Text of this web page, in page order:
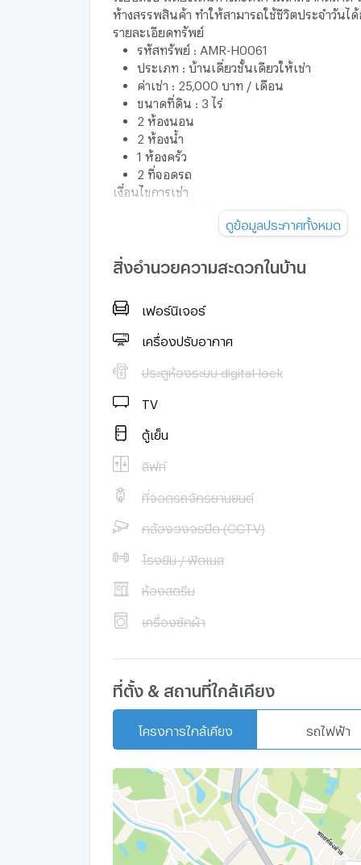
ห้างสรรพสินค้า ทำให้สามารถใช้ชีวิตประจำวันได้
รายละเอียดทรัพย์
รหัสทรัพย์ : AMR-H0061
ประเภท : บ้านเดี่ยวชั้นเดียวให้เช่า
ค่าเช่า : 25,000 บาท / เดือน
ขนาดที่ดิน : 3 ไร่
2 ห้องนอน
2 ห้องน้ำ
1 ห้องครัว
2 ที่จอดรถ
เงื่อนไขการเช่า
เงินประกัน 2 เดือน
รวมชำระ 3 เดือน พร้อมเข้าอยู่
เครื่องทำน้ำอุ่น 2 เครื่อง
เตียงนอน 2 ห้อง
ตู้เสื้อผ้า 2 ตู้
โต๊ะเครื่องแป้ง 2 ชุด
โทรทัศน์
โต๊ะรับประทานอาหาร
จุดเด่นของบ้าน
บ้านเดี่ยวบนพื้นที่ดินขนาดใหญ่ถึง 3 ไร่
เหมาะสำหรับครอบครัว หรือผู้ที่ต้องการพื้น
เดินทางสะดวก ใกล้ตลาด ร้านค้า และศูนย์ก
📍 สถานที่สำคัญใกล้เคียง
แม่ริมพลาซ่า 2.2 กม.
ตลาดแม่ริม 1.8 กม.
แอดไลน์: https://line.me/ti/p/XvtkSgPKhh
,คุณหมิว 090-9980459, คุณเก๋ 090-
1348127, คุณมีนนี่ 094-7507722 ,คุณบุ๋ม
แพรว 088-0878362
https://ihomethai.com/
ดูข้อมูลประกาศทั้งหมด
สิ่งอำนวยความสะดวกในบ้าน
เฟอร์นิเจอร์
เครื่องปรับอากาศ
ประตูห้องระบบ digital lock
TV
ตู้เย็น
ลิฟท์
ที่จอดรถจักรยานยนต์
กล้องวงจรปิด (CCTV)
โรงยิม / ฟิตเนส
ห้องสตรีม
เครื่องซักผ้า
ที่ตั้ง & สถานที่ใกล้เคียง
โครงการใกล้เคียง รถไฟฟ้า